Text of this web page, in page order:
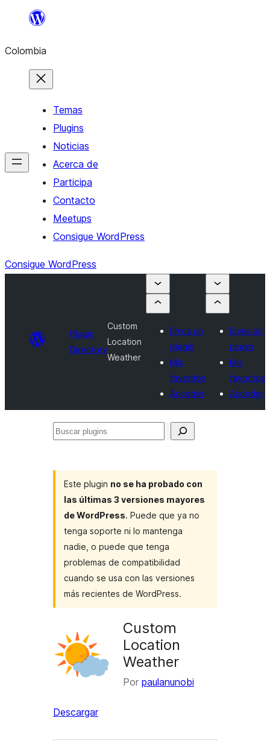
Saltar
contenido
Colombia
Temas
Plugins
Noticias
Acerca de
Participa
Contacto
Meetups
Consigue WordPress
Consigue WordPress
Plugin
Directory
Custom
Location
Weather
Envía un
plugin
Mis
favoritos
Acceder
Envía un
plugin
Mis
favoritos
Acceder
Buscar
Este plugin no se ha probado con
las últimas 3 versiones mayores
de WordPress. Puede que ya no
tenga soporte ni lo mantenga
nadie, o puede que tenga
problemas de compatibilidad
cuando se usa con las versiones
más recientes de WordPress.
Custom
Location
Weather
Por paulanunobi
Descargar